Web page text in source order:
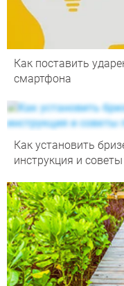
Как поставить
смартфона
Как установить
инструкция и